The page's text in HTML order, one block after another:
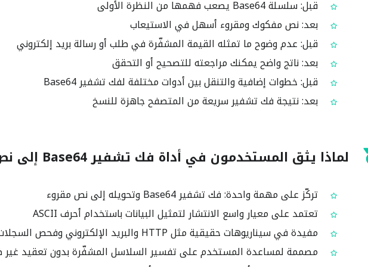
قبل: سلسلة Base64 يصعب فهمها من النظرة الأولى
بعد: نص مفكوك ومقروء أسهل في الاستيعاب
قبل: عدم وضوح ما تمثله القيمة المشفّرة في طلب أو رسالة بريد إلكتروني
بعد: ناتج واضح يمكنك مراجعته للتصحيح أو التحقق
قبل: خطوات إضافية والتنقل بين أدوات مختلفة لفك تشفير Base64
بعد: نتيجة فك تشفير سريعة من المتصفح جاهزة للنسخ
لماذا يثق المستخدمون في أداة فك تشفير Base64 إلى نص
تركّز على مهمة واحدة: فك تشفير Base64 وتحويله إلى نص مقروء
تعتمد على معيار واسع الانتشار لتمثيل البيانات باستخدام أحرف ASCII
مفيدة في سيناريوهات حقيقية مثل HTTP والبريد الإلكتروني وفحص السجلات
مصممة لمساعدة المستخدم على تفسير السلاسل المشفّرة بدون تعقيد غير